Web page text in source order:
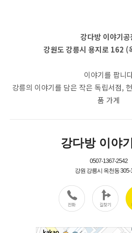
강다방 이야기공
강원도 강릉시 용지로 162
이야기를 팝니
강릉의 이야기를 담은 작은 독립서점,
품 가게